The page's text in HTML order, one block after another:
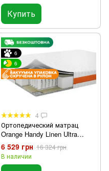
Купить
6
6
4
Ортопедический матрац
Orange Handy Linen Ultra
120х190 см
6 529 грн 16 324 грн
В наличии